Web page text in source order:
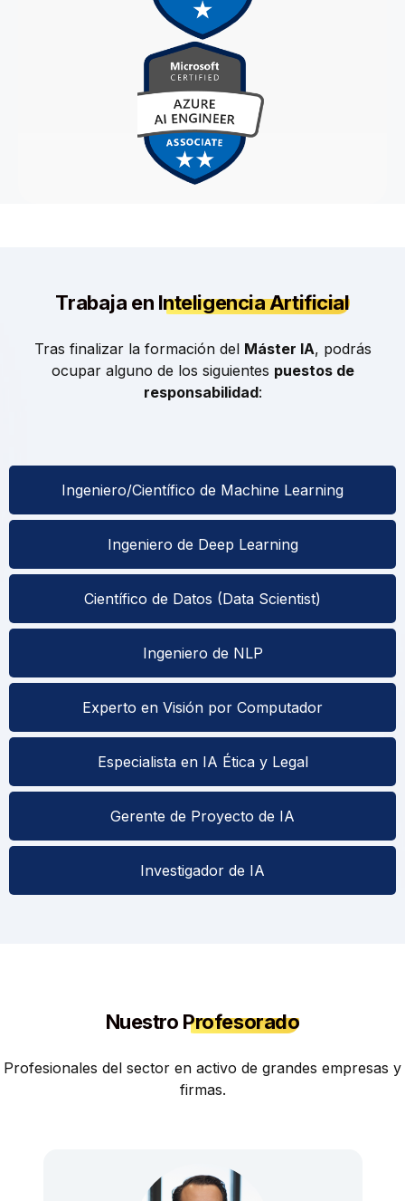
Trabaja en Inteligencia Artificial
Tras finalizar la formación del Máster IA, podrás
ocupar alguno de los siguientes puestos de
responsabilidad:
Ingeniero/Científico de Machine Learning
Ingeniero de Deep Learning
Científico de Datos (Data Scientist)
Ingeniero de NLP
Experto en Visión por Computador
Especialista en IA Ética y Legal
Gerente de Proyecto de IA
Investigador de IA
Nuestro Profesorado
Profesionales del sector en activo de grandes empresas y
firmas.